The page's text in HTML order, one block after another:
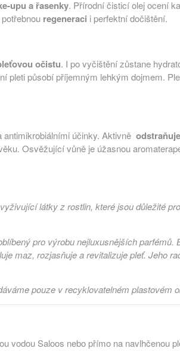
upu a řasenky. Přírodní čisticí olej ocení
regeneraci i perfektní dočištění.
očistu. I po vyčištění zůstane
pleti působí příjemným lehkým dojmem.
účinky. Aktivně odstraňuje
Osvěžující vůně je úžasnou
látky z rostlin, které jsou důležité
pro výrobu nejluxusnějších parfémů.
maz, rozjasňuje a revitalizuje pleť. Jeho
pouze v recyklovatelném plastovém
vodou Saloos nebo přímo na navlhčenou